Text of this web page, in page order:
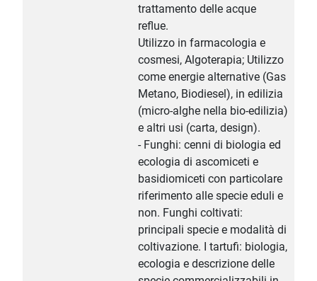
trattamento delle acque
reflue.
Utilizzo in farmacologia e
cosmesi, Algoterapia; Utilizzo
come energie alternative (Gas
Metano, Biodiesel), in edilizia
(micro-alghe nella bio-edilizia)
e altri usi (carta, design).
- Funghi: cenni di biologia ed
ecologia di ascomiceti e
basidiomiceti con particolare
riferimento alle specie eduli e
non. Funghi coltivati:
principali specie e modalità di
coltivazione. I tartufi: biologia,
ecologia e descrizione delle